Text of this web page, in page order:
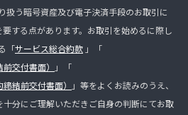
扱う暗号資産及び電子決済手段のお取引に
する点があります。お取引を始めるに際し
「サービス総合約款 」「
交付書面）
」「
結前交付書面）
」等をよくお読みのうえ、
十分にご理解いただきご自身の判断にてお取